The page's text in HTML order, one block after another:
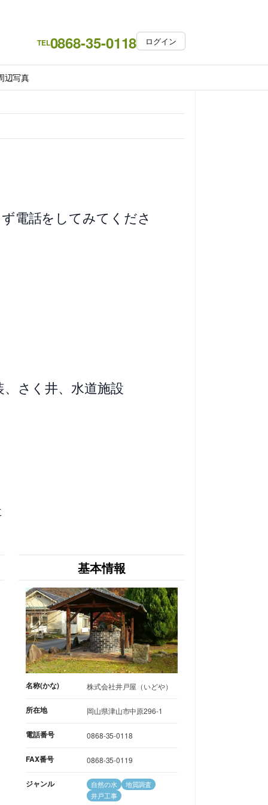
TEL0868-35-0118 ログイン
辺写真
電話をしてみてくださ
さく井、水道施設
基本情報
名称(かな) 株式会社井戸屋（いどや）
所在地 岡山県津山市中原296-1
電話番号 0868-35-0118
FAX番号 0868-35-0119
ジャンル 自然の水
地質調査
井戸工事